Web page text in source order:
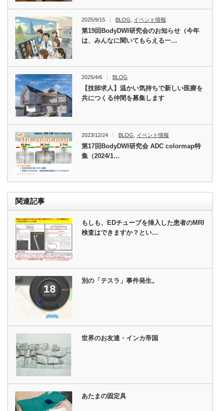
2025/9/15 BLOG イベント情報
第19回BodyDWI研究会のお知らせ（今年
は、みんなに聞いてもらえる一…
2025/4/6 BLOG
【技師求人】温かい気持ちで新しい医療を
共につくる仲間を募集します
2023/12/24 BLOG イベント情報
第17回BodyDWI研究会 ADC colormap特
集（2024/1…
関連記事
もしも、EDチューブを挿入した患者のMRI
検査はできますか？とい…
別の「テスラ」事件発生。
世界のお友達・インカ帝国
あたまの固定具